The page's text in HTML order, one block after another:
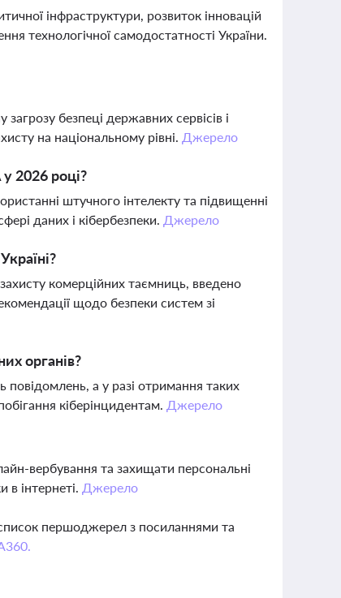
інфраструктури, розвиток інновацій
технологічної самодостатності України.
безпеці державних сервісів і
на національному рівні. Джерело
2026 році?
штучного інтелекту та підвищенні
даних і кібербезпеки. Джерело
комерційних таємниць, введено
щодо безпеки систем зі
органів?
повідомлень, а у разі отримання таких
кіберінцидентам. Джерело
вербування та захищати персональні
в інтернеті. Джерело
першоджерел з посиланнями та